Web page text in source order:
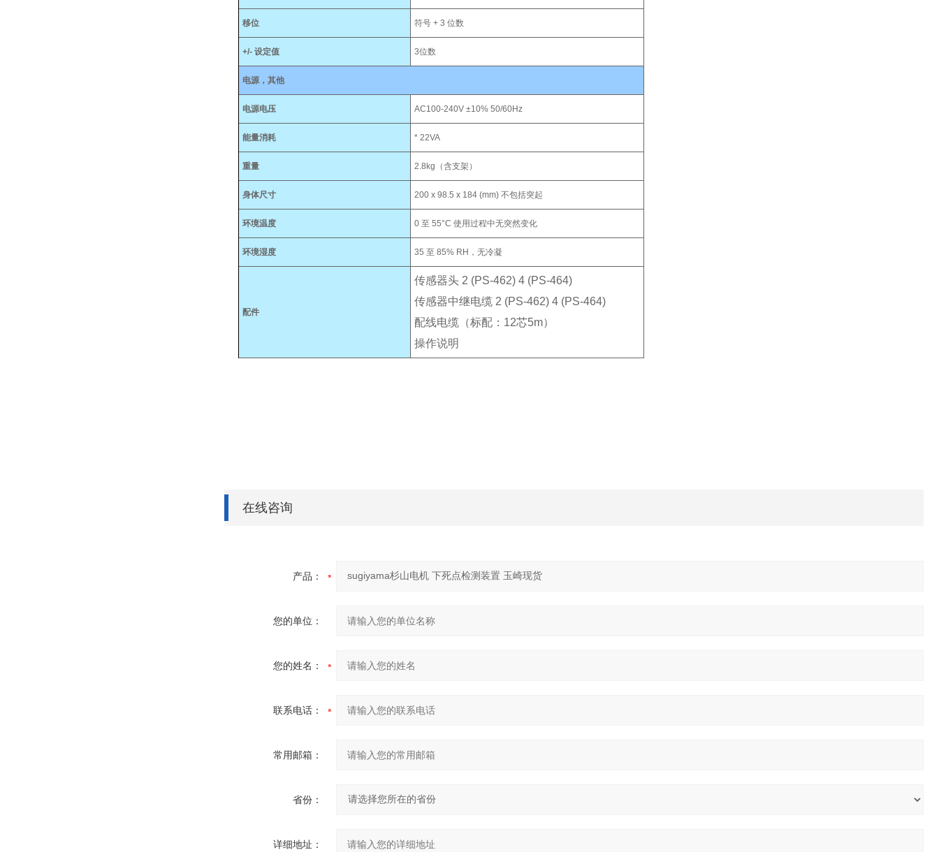
移位 符号 + 3 位数
+/- 设定值 3位数
电源，其他
电源电压 AC100-240V ±10% 50/60Hz
能量消耗 * 22VA
重量 2.8kg（含支架）
身体尺寸 200 x 98.5 x 184 (mm) 不包括突起
环境温度 0 至 55°C 使用过程中无突然变化
环境湿度 35 至 85% RH，无冷凝
配件
传感器头 2 (PS-462) 4 (PS-464)
传感器中继电缆 2 (PS-462) 4 (PS-464)
配线电缆（标配：12芯5m）
操作说明
在线咨询
产品：
您的单位：
您的姓名：
联系电话：
常用邮箱：
省份：
详细地址：